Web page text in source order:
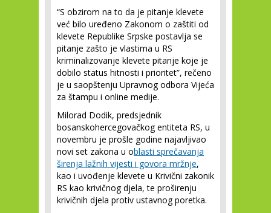
“S obzirom na to da je pitanje klevete
već bilo uređeno Zakonom o zaštiti od
klevete Republike Srpske postavlja se
pitanje zašto je vlastima u RS
kriminalizovanje klevete pitanje koje je
dobilo status hitnosti i prioritet”, rečeno
je u saopštenju Upravnog odbora Vijeća
za štampu i online medije.
Milorad Dodik, predsjednik
bosanskohercegovačkog entiteta RS, u
novembru je prošle godine najavljivao
novi set zakona u oblasti sprečavanja
širenja lažnih vijesti i govora mržnje,
kao i uvođenje klevete u Krivični zakonik
RS kao krivičnog djela, te proširenju
krivičnih djela protiv ustavnog poretka.